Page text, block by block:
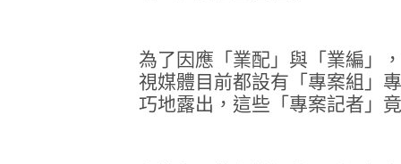
為了因應「業配」與「業編」
視媒體目前都設有「專案組」
巧地露出，這些「專案記者」